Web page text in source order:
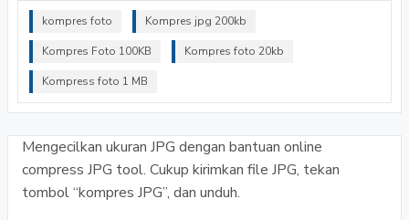
kompres foto Kompres jpg 200kb
Kompres Foto 100KB Kompres foto 20kb
Kompress foto 1 MB
Mengecilkan ukuran JPG dengan bantuan online
compress JPG tool. Cukup kirimkan file JPG, tekan
tombol “kompres JPG”, dan unduh.